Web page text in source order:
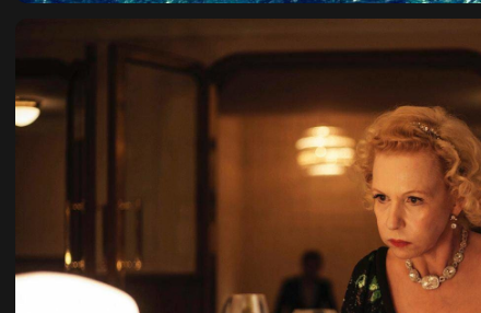
ИНН 780251283548